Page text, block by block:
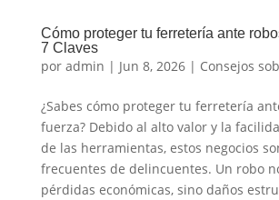
Cómo proteger tu ferretería ante
7 Claves
por admin | Jun 8, 2026| Consejos
¿Sabes cómo proteger tu ferretería
fuerza? Debido al alto valor y la
de las herramientas, estos negocios
frecuentes de delincuentes. Un robo
pérdidas económicas, sino daños